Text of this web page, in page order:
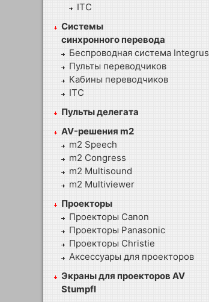
ITC
Системы
синхронного перевода
Беспроводная система Integrus
Пульты переводчиков
Кабины переводчиков
ITC
Пульты делегата
AV-решения m2
m2 Speech
m2 Congress
m2 Multisound
m2 Multiviewer
Проекторы
Проекторы Canon
Проекторы Panasonic
Проекторы Christie
Аксессуары для проекторов
Экраны для проекторов AV
Stumpfl